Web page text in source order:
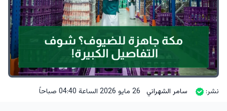
نشر: سامر الشهراني 26 مايو 2026 الساعة 04:40 صباحاً